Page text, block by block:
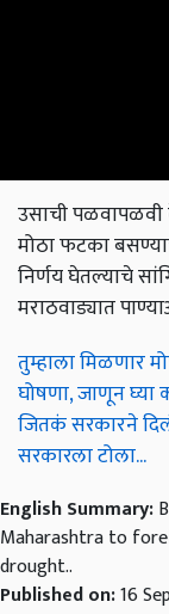
उसाची पळवापळवी
मोठा फटका
निर्णय घेतल्याचे
मराठवाड्यात
तुम्हाला मिळणार
घोषणा, जाणून
जितकं सरकारने
सरकारला टोला...
English Summary:
Maharashtra to
drought..
Published on:16